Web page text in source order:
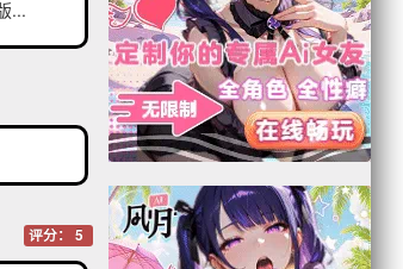
...
评分： 5